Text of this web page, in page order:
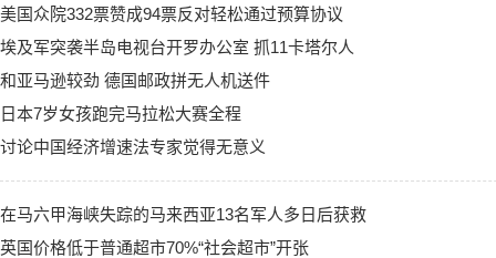
美国众院332票赞成94票反对轻松通过预算协议
埃及军突袭半岛电视台开罗办公室 抓11卡塔尔人
和亚马逊较劲 德国邮政拼无人机送件
日本7岁女孩跑完马拉松大赛全程
讨论中国经济增速法专家觉得无意义
在马六甲海峡失踪的马来西亚13名军人多日后获救
英国价格低于普通超市70%“社会超市”开张